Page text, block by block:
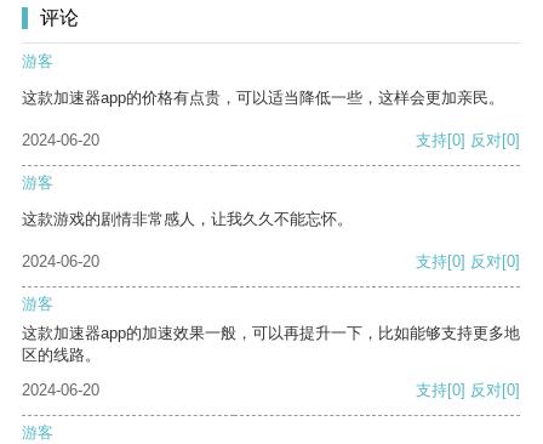
评论
游客
这款加速器app的价格有点贵，可以适当降低一些，这样会更加亲民。
2024-06-20 支持[0] 反对[0]
游客
这款游戏的剧情非常感人，让我久久不能忘怀。
2024-06-20 支持[0] 反对[0]
游客
这款加速器app的加速效果一般，可以再提升一下，比如能够支持更多地
区的线路。
2024-06-20
支持[0] 反对[0]
游客